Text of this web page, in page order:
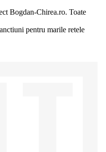
Bogdan-Chirea.ro. Toate
pentru marile retele